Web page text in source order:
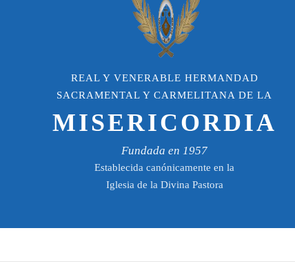
REAL Y VENERABLE HERMANDAD
SACRAMENTAL Y CARMELITANA DE LA
MISERICORDIA
Fundada en 1957
Establecida canónicamente en la
Iglesia de la Divina Pastora